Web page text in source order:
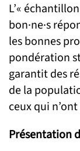
L’«
bon·ne·s
les bonnes
pondération
garantit des
de la
ceux qui
Présentation